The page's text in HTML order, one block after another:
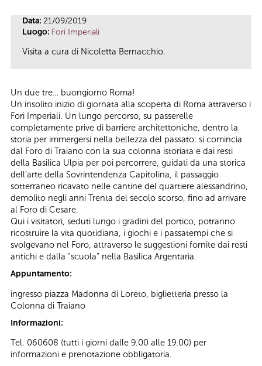
Data: 21/09/2019
Luogo: Fori Imperiali
Visita a cura di Nicoletta Bernacchio.
Un due tre… buongiorno Roma!
Un insolito inizio di giornata alla scoperta di Roma attraverso i
Fori Imperiali. Un lungo percorso, su passerelle
completamente prive di barriere architettoniche, dentro la
storia per immergersi nella bellezza del passato: si comincia
dal Foro di Traiano con la sua colonna istoriata e dai resti
della Basilica Ulpia per poi percorrere, guidati da una storica
dell’arte della Sovrintendenza Capitolina, il passaggio
sotterraneo ricavato nelle cantine del quartiere alessandrino,
demolito negli anni Trenta del secolo scorso, fino ad arrivare
al Foro di Cesare.
Qui i visitatori, seduti lungo i gradini del portico, potranno
ricostruire la vita quotidiana, i giochi e i passatempi che si
svolgevano nel Foro, attraverso le suggestioni fornite dai resti
antichi e dalla “scuola” nella Basilica Argentaria.
Appuntamento:
ingresso piazza Madonna di Loreto, biglietteria presso la
Colonna di Traiano
Informazioni:
Tel. 060608 (tutti i giorni dalle 9.00 alle 19.00) per
informazioni e prenotazione obbligatoria.